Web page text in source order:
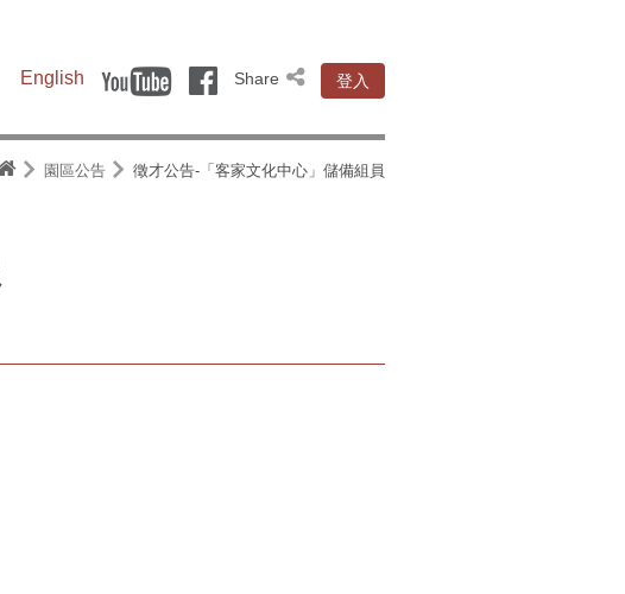
English Share 登入
園區公告 徵才公告-「客家文化中心」儲備組員